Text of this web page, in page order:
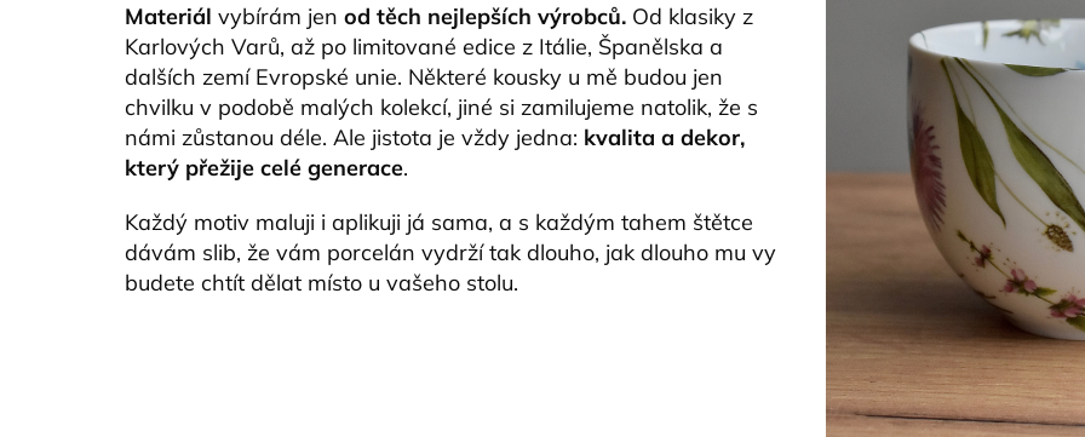
Materiál vybírám jen od těch nejlepších výrobců. Od klasiky z
Karlových Varů, až po limitované edice z Itálie, Španělska a
dalších zemí Evropské unie. Některé kousky u mě budou jen
chvilku v podobě malých kolekcí, jiné si zamilujeme natolik, že s
námi zůstanou déle. Ale jistota je vždy jedna: kvalita a dekor,
který přežije celé generace.
Každý motiv maluji i aplikuji já sama, a s každým tahem štětce
dávám slib, že vám porcelán vydrží tak dlouho, jak dlouho mu vy
budete chtít dělat místo u vašeho stolu.